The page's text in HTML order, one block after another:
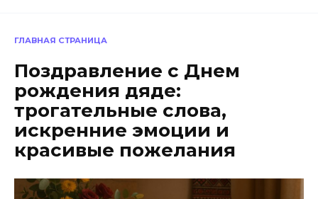
ГЛАВНАЯ СТРАНИЦА
Поздравление с Днем
рождения дяде:
трогательные слова,
искренние эмоции и
красивые пожелания